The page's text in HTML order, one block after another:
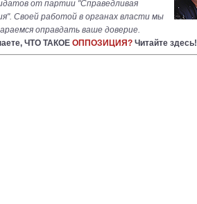
от партии "Справедливая
Своей работой в органах власти мы
оправдать ваше доверие.
ЧТО ТАКОЕ ОППОЗИЦИЯ? Читайте здесь!